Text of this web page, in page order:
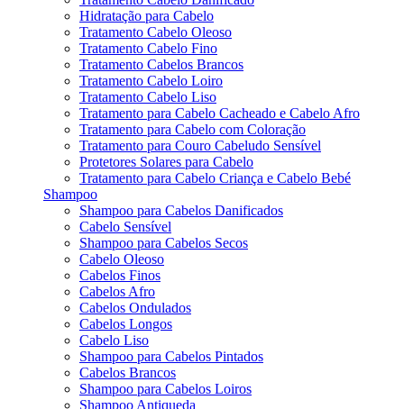
Hidratação para Cabelo
Tratamento Cabelo Oleoso
Tratamento Cabelo Fino
Tratamento Cabelos Brancos
Tratamento Cabelo Loiro
Tratamento Cabelo Liso
Tratamento para Cabelo Cacheado e Cabelo Afro
Tratamento para Cabelo com Coloração
Tratamento para Couro Cabeludo Sensível
Protetores Solares para Cabelo
Tratamento para Cabelo Criança e Cabelo Bebé
Shampoo
Shampoo para Cabelos Danificados
Cabelo Sensível
Shampoo para Cabelos Secos
Cabelo Oleoso
Cabelos Finos
Cabelos Afro
Cabelos Ondulados
Cabelos Longos
Cabelo Liso
Shampoo para Cabelos Pintados
Cabelos Brancos
Shampoo para Cabelos Loiros
Shampoo Antiqueda